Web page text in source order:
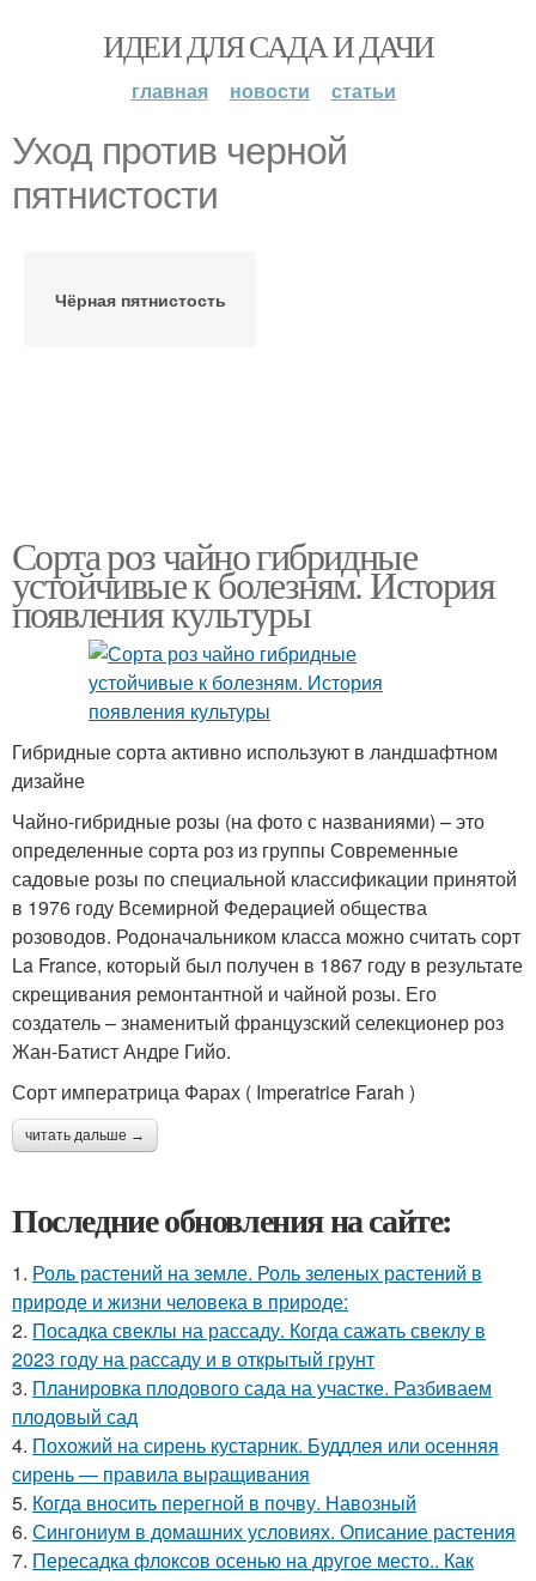
ИДЕИ ДЛЯ САДА И ДАЧИ
главная новости статьи
Уход против черной
пятнистости
Чёрная пятнистость
Сорта роз чайно гибридные
устойчивые к болезням. История
появления культуры
Гибридные сорта активно используют в ландшафтном
дизайне
Чайно-гибридные розы (на фото с названиями) – это
определенные сорта роз из группы Современные
садовые розы по специальной классификации принятой
в 1976 году Всемирной Федерацией общества
розоводов. Родоначальником класса можно считать сорт
La France, который был получен в 1867 году в результате
скрещивания ремонтантной и чайной розы. Его
создатель – знаменитый французский селекционер роз
Жан-Батист Андре Гийо.
Сорт императрица Фарах ( Imperatrice Farah )
читать дальше →
Последние обновления на сайте:
1. Роль растений на земле. Роль зеленых растений в
природе и жизни человека в природе:
2. Посадка свеклы на рассаду. Когда сажать свеклу в
2023 году на рассаду и в открытый грунт
3. Планировка плодового сада на участке. Разбиваем
плодовый сад
4. Похожий на сирень кустарник. Буддлея или осенняя
сирень — правила выращивания
5. Когда вносить перегной в почву. Навозный
6. Сингониум в домашних условиях. Описание растения
7. Пересадка флоксов осенью на другое место.. Как